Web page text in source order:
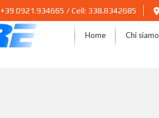
+39 0921.934665 / Cell: 338.8342685
Home Chi siamo